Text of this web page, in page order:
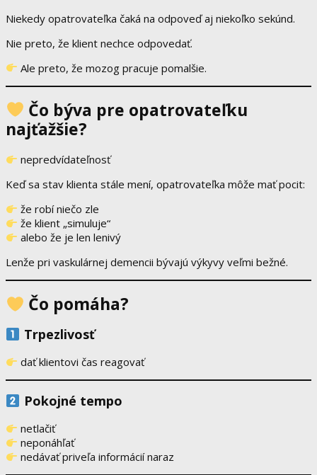
Niekedy opatrovateľka čaká na odpoveď aj niekoľko sekúnd.
Nie preto, že klient nechce odpovedať.
Ale preto, že mozog pracuje pomalšie.
Čo býva pre opatrovateľku
najťažšie?
nepredvídateľnosť
Keď sa stav klienta stále mení, opatrovateľka môže mať pocit:
že robí niečo zle
že klient „simuluje“
alebo že je len lenivý
Lenže pri vaskulárnej demencii bývajú výkyvy veľmi bežné.
Čo pomáha?
Trpezlivosť
dať klientovi čas reagovať
Pokojné tempo
netlačiť
neponáhľať
nedávať priveľa informácií naraz